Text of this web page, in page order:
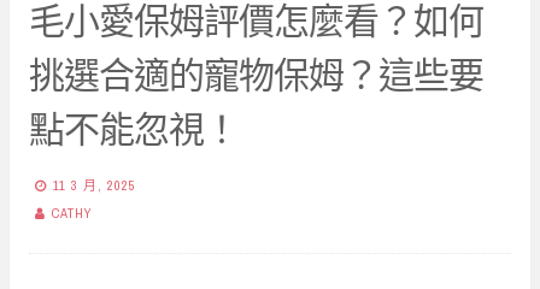
毛小愛保姆評價怎麼看？如何
挑選合適的寵物保姆？這些要
點不能忽視！
11 3 月, 2025
CATHY